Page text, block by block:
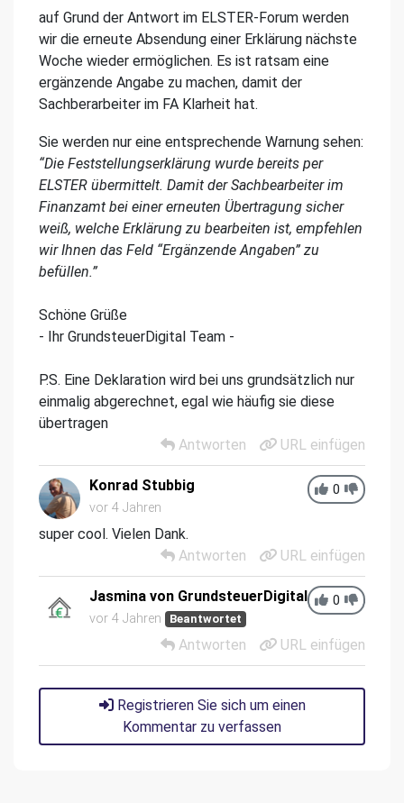
auf Grund der Antwort im ELSTER-Forum werden
wir die erneute Absendung einer Erklärung nächste
Woche wieder ermöglichen. Es ist ratsam eine
ergänzende Angabe zu machen, damit der
Sachberarbeiter im FA Klarheit hat.
Sie werden nur eine entsprechende Warnung sehen:
“Die Feststellungserklärung wurde bereits per
ELSTER übermittelt. Damit der Sachbearbeiter im
Finanzamt bei einer erneuten Übertragung sicher
weiß, welche Erklärung zu bearbeiten ist, empfehlen
wir Ihnen das Feld “Ergänzende Angaben” zu
befüllen.”
Schöne Grüße
- Ihr GrundsteuerDigital Team -
P.S. Eine Deklaration wird bei uns grundsätzlich nur
einmalig abgerechnet, egal wie häufig sie diese
übertragen
Antworten
URL einfügen
0
Konrad Stubbig
vor 4 Jahren
super cool. Vielen Dank.
Antworten
URL einfügen
0
Jasmina von GrundsteuerDigital
vor 4 Jahren Beantwortet
Antworten URL einfügen
Registrieren Sie sich um einen
Kommentar zu verfassen